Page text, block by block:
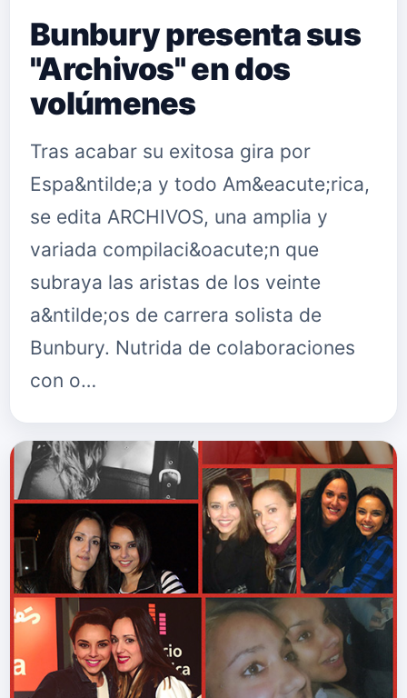
Bunbury presenta sus
"Archivos" en dos
volúmenes
Tras acabar su exitosa gira por
Espa&ntilde;a y todo Am&eacute;rica,
se edita ARCHIVOS, una amplia y
variada compilaci&oacute;n que
subraya las aristas de los veinte
a&ntilde;os de carrera solista de
Bunbury. Nutrida de colaboraciones
con o…